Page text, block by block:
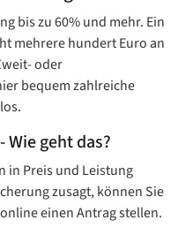
bis zu 60% und mehr. Ein
mehrere hundert Euro an
oder
bequem zahlreiche
geht das?
in Preis und Leistung
zusagt, können Sie
einen Antrag stellen.